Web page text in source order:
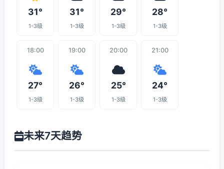
31°
1-3级
31°
1-3级
29°
1-3级
28°
1-3级
18:00
27°
1-3级
19:00
26°
1-3级
20:00
25°
1-3级
21:00
24°
1-3级
未来7天趋势